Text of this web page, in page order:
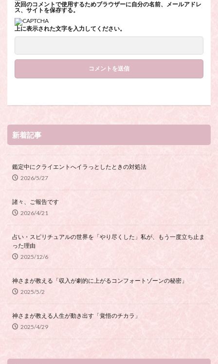
次回のコメントで使用するためブラウザーに自分の名前、メールアドレ
ス、サイトを保存する。
上に表示された文字を入力してください。
新着記事
鑑定中にクライエントへイラっとしたときの対処法
2026/5/27
諸々、ご報告です
2026/4/21
占い・スピリチュアルの世界を「やり尽くした」私が、もう一度立ち止ま
った理由
2025/12/6
神さまが教える「収入が劇的に上がるコンフォートゾーンの秘密」
2025/5/2
神さまが教える人生が動き出す「覚悟のチカラ」
2025/4/29